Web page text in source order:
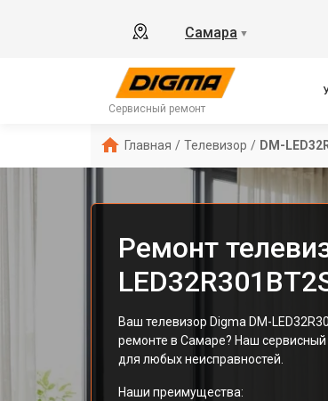
Самара ▼
Сервисный ремонт
Главная / Телевизор / DM-
Ремонт
Ваш телевизор Digma DM-
ремонте в Самаре? Наш
для любых неисправностей.
Наши преимущества: